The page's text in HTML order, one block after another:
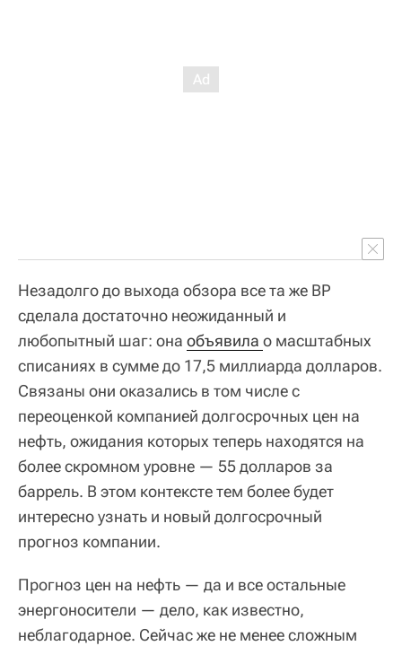
Незадолго до выхода обзора все та же BP
сделала достаточно неожиданный и
любопытный шаг: она объявила о масштабных
списаниях в сумме до 17,5 миллиарда долларов.
Связаны они оказались в том числе с
переоценкой компанией долгосрочных цен на
нефть, ожидания которых теперь находятся на
более скромном уровне — 55 долларов за
баррель. В этом контексте тем более будет
интересно узнать и новый долгосрочный
прогноз компании.
Прогноз цен на нефть — да и все остальные
энергоносители — дело, как известно,
неблагодарное. Сейчас же не менее сложным